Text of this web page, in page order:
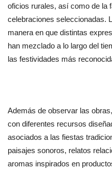
oficios rurales, así como de la
celebraciones seleccionadas.
manera en que distintas
han mezclado a lo largo del
las festividades más
Además de observar las
con diferentes recursos
asociados a las fiestas
paisajes sonoros, relatos
aromas inspirados en